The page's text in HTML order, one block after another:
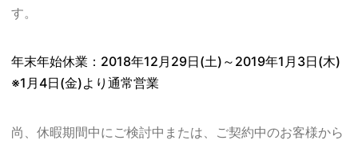
す。
年末年始休業：2018年12月29日(土)～2019年1月3日(木)
※1月4日(金)より通常営業
尚、休暇期間中にご検討中または、ご契約中のお客様から